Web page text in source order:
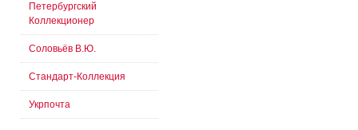
Петербургский
Коллекционер
Соловьёв В.Ю.
Стандарт-Коллекция
Укрпочта